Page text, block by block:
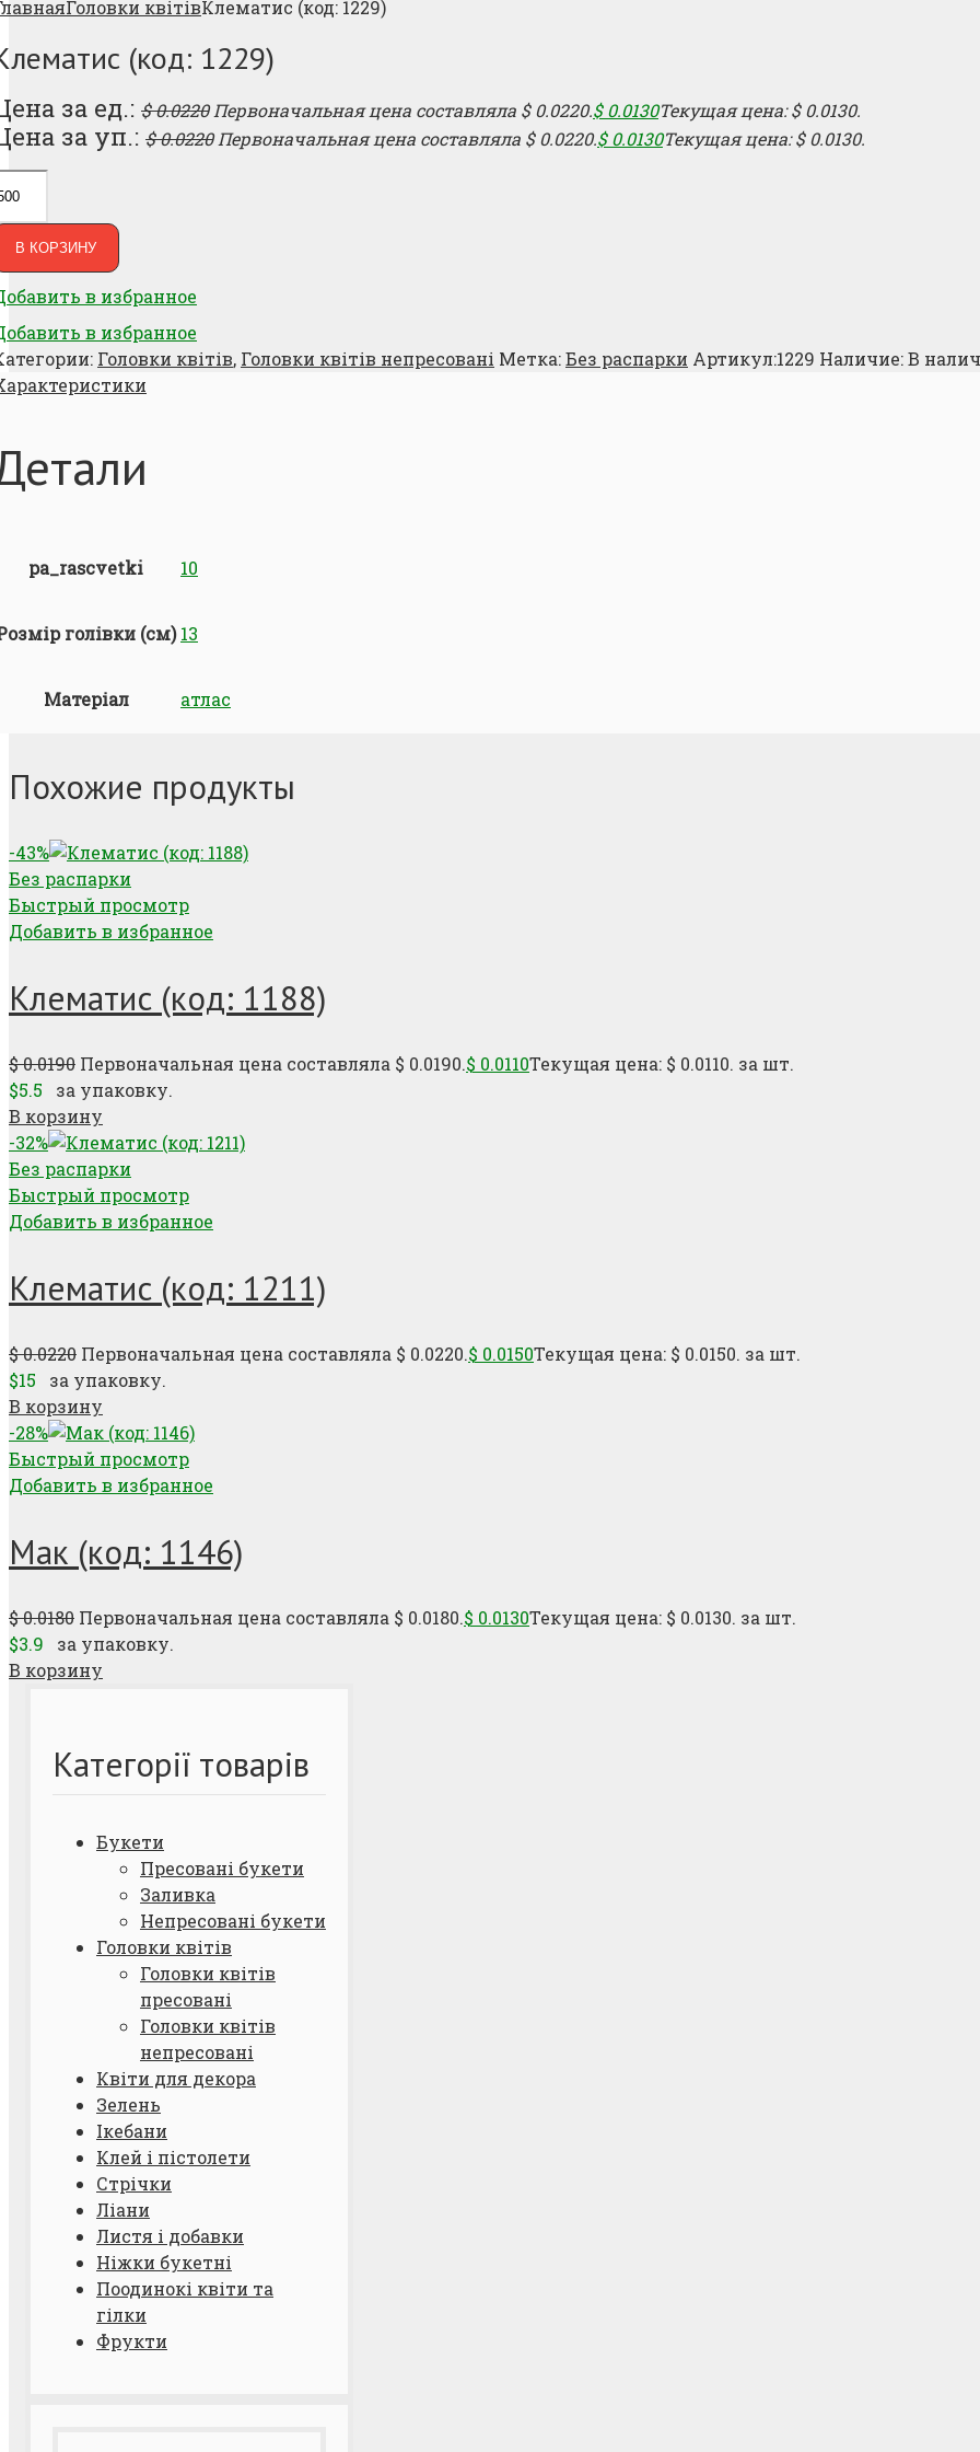
Головки квітівКлематис (код: 1229)
(код: 1229)
за ед.: $0.0220 Первоначальная цена составляла $ 0.0220.$0.0130Текущая цена: $ 0.0130.
за уп.: $0.0220 Первоначальная цена составляла $ 0.0220.$0.0130Текущая цена: $ 0.0130.
В КОРЗИНУ
в избранное
в избранное
Головки квітів, Головки квітів непресовані Метка:Без распарки Артикул:1229 Наличие:В
pa_rascvetki 10
голівки (см) 13
Матеріал атлас
Похожие продукты
-43%
Без распарки
Быстрый просмотр
Добавить в избранное
Клематис (код: 1188)
$0.0190 Первоначальная цена составляла $ 0.0190.$ 0.0110Текущая цена: $ 0.0110. за шт.
$5.5
за упаковку.
В корзину
-32%
Без распарки
Быстрый просмотр
Добавить в избранное
Клематис (код: 1211)
$0.0220 Первоначальная цена составляла $ 0.0220.$ 0.0150Текущая цена: $ 0.0150. за шт.
$15
за упаковку.
В корзину
-28%
Быстрый просмотр
Добавить в избранное
Мак (код: 1146)
$0.0180 Первоначальная цена составляла $ 0.0180.$ 0.0130Текущая цена: $ 0.0130. за шт.
$3.9
за упаковку.
В корзину
Категорії товарів
Букети
Пресовані букети
Заливка
Непресовані букети
Головки квітів
Головки квітів
пресовані
Головки квітів
непресовані
Квіти для декора
Зелень
Ікебани
Клей і пістолети
Стрічки
Ліани
Листя і добавки
Ніжки букетні
Поодинокі квіти та
гілки
Фрукти